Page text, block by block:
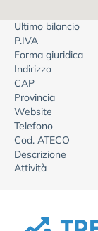
Ultimo bilancio
P.IVA
Forma giuridica
Indirizzo
CAP
Provincia
Website
Telefono
Cod. ATECO
Descrizione
Attività